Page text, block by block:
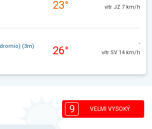
23°
vítr JZ 7 km/h
(3m)
26°
-
vítr SV 14 km/h
9 VELMI VYSOKÝ